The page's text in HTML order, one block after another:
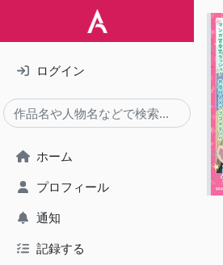
ログイン
ホーム
プロフィール
通知
記録する